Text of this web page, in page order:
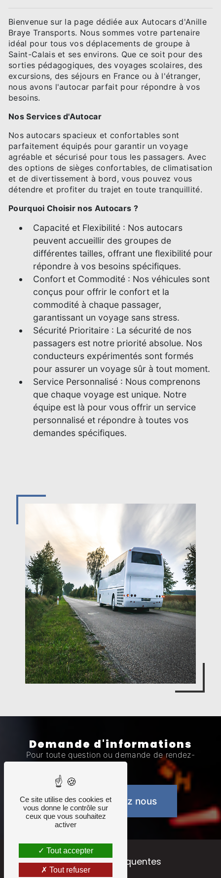
Bienvenue sur la page dédiée aux Autocars d'Anille
Braye Transports. Nous sommes votre partenaire
idéal pour tous vos déplacements de groupe à
Saint-Calais et ses environs. Que ce soit pour des
sorties pédagogiques, des voyages scolaires, des
excursions, des séjours en France ou à l'étranger,
nous avons l'autocar parfait pour répondre à vos
besoins.
Nos Services d'Autocar
Nos autocars spacieux et confortables sont
parfaitement équipés pour garantir un voyage
agréable et sécurisé pour tous les passagers. Avec
des options de sièges confortables, de climatisation
et de divertissement à bord, vous pouvez vous
détendre et profiter du trajet en toute tranquillité.
Pourquoi Choisir nos Autocars ?
Capacité et Flexibilité : Nos autocars
peuvent accueillir des groupes de
différentes tailles, offrant une flexibilité pour
répondre à vos besoins spécifiques.
Confort et Commodité : Nos véhicules sont
conçus pour offrir le confort et la
commodité à chaque passager,
garantissant un voyage sans stress.
Sécurité Prioritaire : La sécurité de nos
passagers est notre priorité absolue. Nos
conducteurs expérimentés sont formés
pour assurer un voyage sûr à tout moment.
Service Personnalisé : Nous comprenons
que chaque voyage est unique. Notre
équipe est là pour vous offrir un service
personnalisé et répondre à toutes vos
demandes spécifiques.
Demande d'informations
Pour toute question ou demande de rendez-
vous.
Contactez nous
Recherches fréquentes
Ce site utilise des cookies et
vous donne le contrôle sur
ceux que vous souhaitez
activer
Tout accepter
Tout refuser